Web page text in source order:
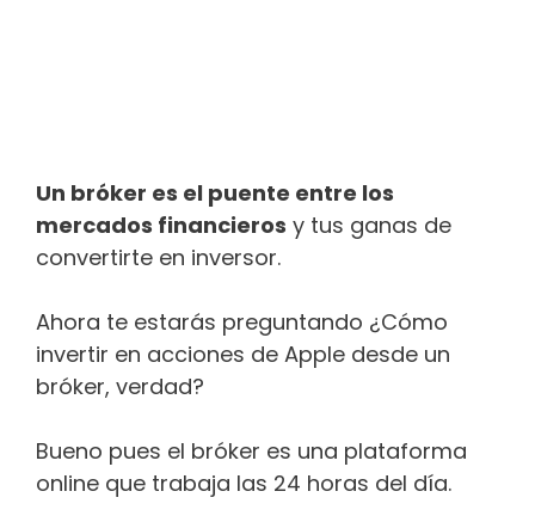
Un bróker es el puente entre los
mercados financieros y tus ganas de
convertirte en inversor.
Ahora te estarás preguntando ¿Cómo
invertir en acciones de Apple desde un
bróker, verdad?
Bueno pues el bróker es una plataforma
online que trabaja las 24 horas del día.